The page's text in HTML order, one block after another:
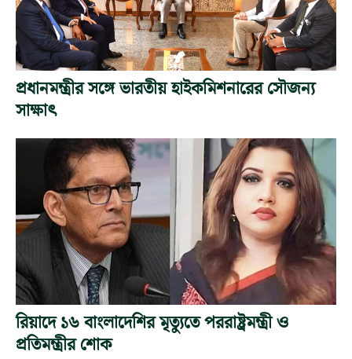
প্রধানমন্ত্রীর সঙ্গে ভারতীয় হাইকমিশনারের সৌজন্য
সাক্ষাৎ
রিয়াদে ১৬ বাংলাদেশির মৃত্যুতে পররাষ্ট্রমন্ত্রী ও
প্রতিমন্ত্রীর শোক